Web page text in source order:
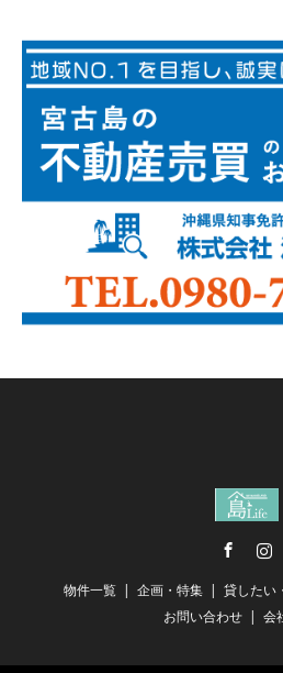
物件一覧 企画・特集
貸したい
お問い合わせ
会